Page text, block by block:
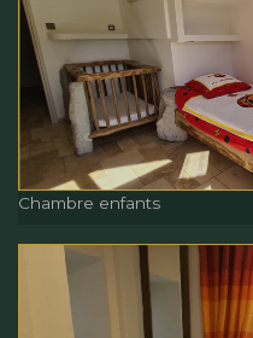
Chambre enfants